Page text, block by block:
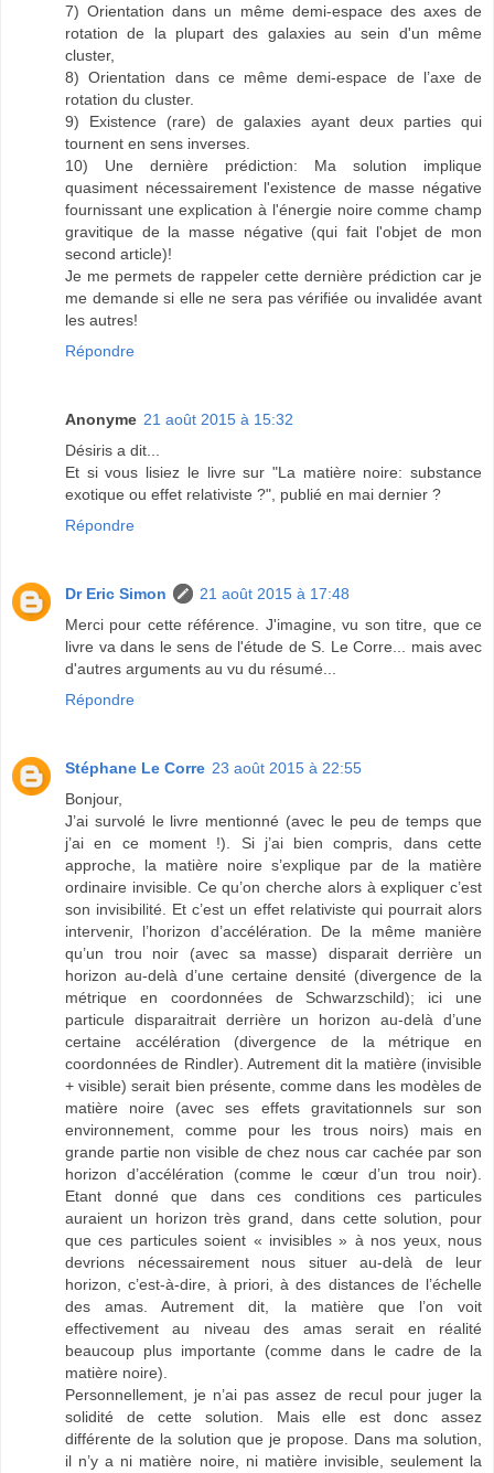
7) Orientation dans un même demi-espace des axes de
rotation de la plupart des galaxies au sein d'un même
cluster,
8) Orientation dans ce même demi-espace de l’axe de
rotation du cluster.
9) Existence (rare) de galaxies ayant deux parties qui
tournent en sens inverses.
10) Une dernière prédiction: Ma solution implique
quasiment nécessairement l'existence de masse négative
fournissant une explication à l'énergie noire comme champ
gravitique de la masse négative (qui fait l'objet de mon
second article)!
Je me permets de rappeler cette dernière prédiction car je
me demande si elle ne sera pas vérifiée ou invalidée avant
les autres!
Répondre
Anonyme 21 août 2015 à 15:32
Désiris a dit...
Et si vous lisiez le livre sur "La matière noire: substance
exotique ou effet relativiste ?", publié en mai dernier ?
Répondre
Dr Eric Simon
21 août 2015 à 17:48
Merci pour cette référence. J'imagine, vu son titre, que ce
livre va dans le sens de l'étude de S. Le Corre... mais avec
d'autres arguments au vu du résumé...
Répondre
Stéphane Le Corre 23 août 2015 à 22:55
Bonjour,
J’ai survolé le livre mentionné (avec le peu de temps que
j’ai en ce moment !). Si j’ai bien compris, dans cette
approche, la matière noire s’explique par de la matière
ordinaire invisible. Ce qu’on cherche alors à expliquer c’est
son invisibilité. Et c’est un effet relativiste qui pourrait alors
intervenir, l’horizon d’accélération. De la même manière
qu’un trou noir (avec sa masse) disparait derrière un
horizon au-delà d’une certaine densité (divergence de la
métrique en coordonnées de Schwarzschild); ici une
particule disparaitrait derrière un horizon au-delà d’une
certaine accélération (divergence de la métrique en
coordonnées de Rindler). Autrement dit la matière (invisible
+ visible) serait bien présente, comme dans les modèles de
matière noire (avec ses effets gravitationnels sur son
environnement, comme pour les trous noirs) mais en
grande partie non visible de chez nous car cachée par son
horizon d’accélération (comme le cœur d’un trou noir).
Etant donné que dans ces conditions ces particules
auraient un horizon très grand, dans cette solution, pour
que ces particules soient « invisibles » à nos yeux, nous
devrions nécessairement nous situer au-delà de leur
horizon, c’est-à-dire, à priori, à des distances de l’échelle
des amas. Autrement dit, la matière que l’on voit
effectivement au niveau des amas serait en réalité
beaucoup plus importante (comme dans le cadre de la
matière noire).
Personnellement, je n’ai pas assez de recul pour juger la
solidité de cette solution. Mais elle est donc assez
différente de la solution que je propose. Dans ma solution,
il n’y a ni matière noire, ni matière invisible, seulement la